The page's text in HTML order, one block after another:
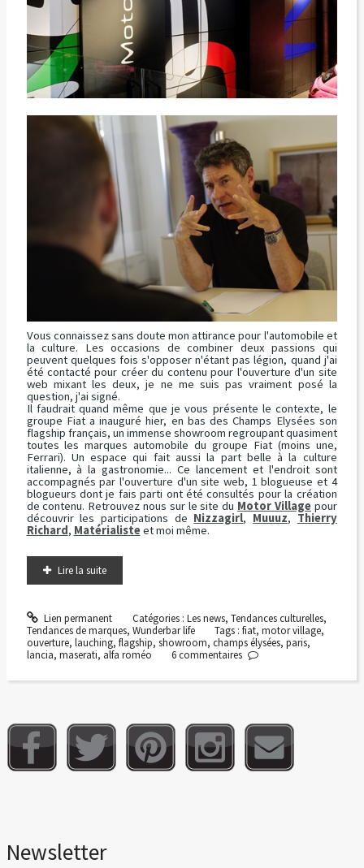
Vous connaissez sans doute mon attirance pour l'automobile et
la culture. Les occasions de combiner deux passions qui
peuvent quelques fois s'opposer n'étant pas légion, quand j'ai
été contacté pour créer du contenu pour l'ouverture d'un site
web mixant les deux, je ne me suis pas vraiment posé la
question, j'ai signé.
Il faudrait quand même que je vous présente le contexte, le
groupe Fiat a inauguré hier, en bas des Champs Elysées son
flagship français, un immense showroom regroupant quasiment
toutes les marques automobile du groupe Fiat (moins une,
Ferrari). Un espace qui fait aussi la part belle à la culture
italienne, à la gastronomie... Ce lancement et l'endroit sont
accompagnés par l'ouverture d'un site web, 1 blogueuse et 4
blogueurs dont je fais parti ont été consultés pour la création
de contenu. Retrouvez nous sur le site du Motor Villagepour
découvrir les participations de Nizzagirl, Muuuz, Thierry
Richard, Matérialisteet moi même.
Lire la suite
Lien permanent Catégories : Les news, Tendances culturelles,
Tendances de marques, Wunderbar life Tags :fiat,motor village,
ouverture, lauching, flagship, showroom, champs élysées, paris,
lancia, maserati, alfa roméo 6commentaires
Newsletter